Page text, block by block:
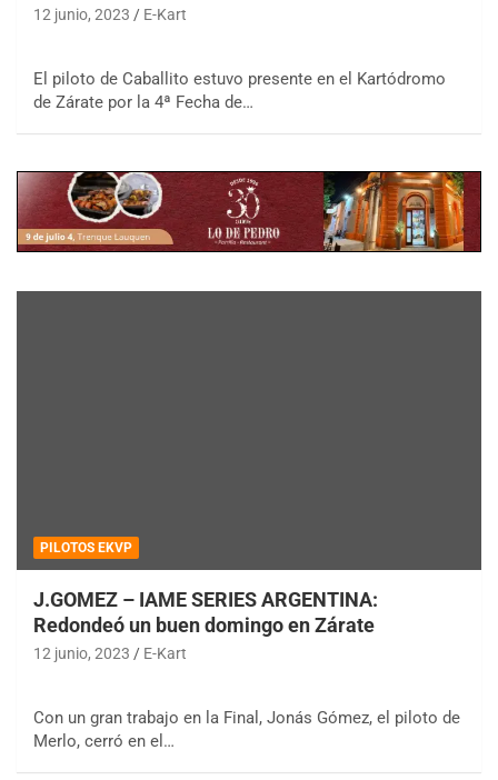
12 junio, 2023 E-Kart
El piloto de Caballito estuvo presente en el Kartódromo
de Zárate por la 4ª Fecha de…
PILOTOS EKVP
J.GOMEZ – IAME SERIES ARGENTINA:
Redondeó un buen domingo en Zárate
12 junio, 2023 E-Kart
Con un gran trabajo en la Final, Jonás Gómez, el piloto de
Merlo, cerró en el…